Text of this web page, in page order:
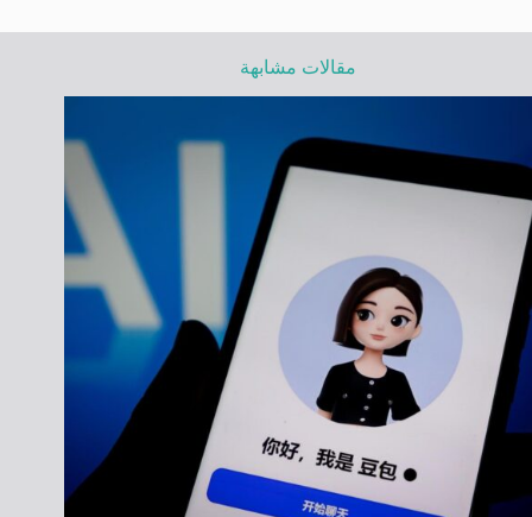
مقالات مشابهة